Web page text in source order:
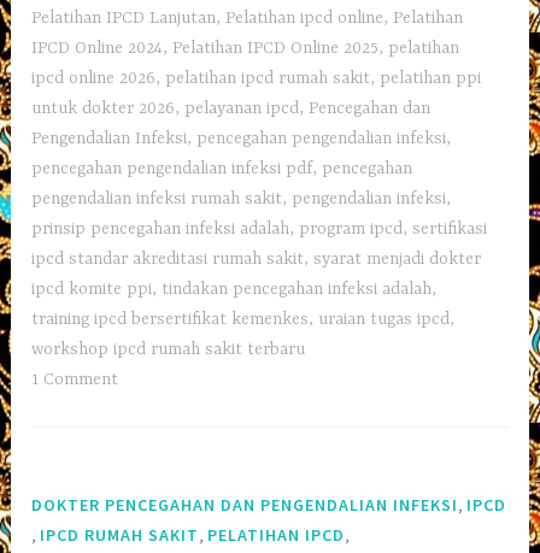
Pelatihan IPCD Lanjutan, Pelatihan ipcd online, Pelatihan
IPCD Online 2024, Pelatihan IPCD Online 2025, pelatihan
ipcd online 2026, pelatihan ipcd rumah sakit, pelatihan ppi
untuk dokter 2026, pelayanan ipcd, Pencegahan dan
Pengendalian Infeksi, pencegahan pengendalian infeksi,
pencegahan pengendalian infeksi pdf, pencegahan
pengendalian infeksi rumah sakit, pengendalian infeksi,
prinsip pencegahan infeksi adalah, program ipcd,sertifikasi
ipcd standar akreditasi rumah sakit,syarat menjadi dokter
ipcd komite ppi, tindakan pencegahan infeksi adalah,
training ipcd bersertifikat kemenkes, uraian tugas ipcd,
workshop ipcd rumah sakit terbaru
1 Comment
DOKTER PENCEGAHAN DAN PENGENDALIAN INFEKSI, IPCD
, IPCD RUMAH SAKIT, PELATIHAN IPCD,